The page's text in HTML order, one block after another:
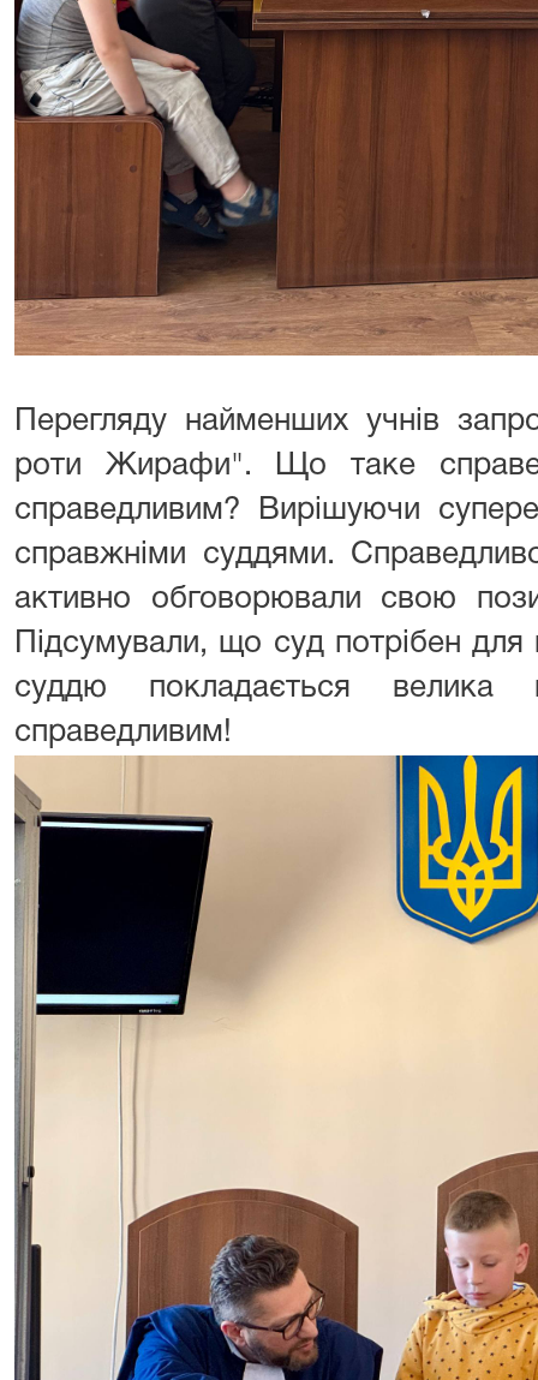
Перегляду найменших учнів
роти Жирафи". Що таке
справедливим? Вирішуючи
справжніми суддями.
активно обговорювали свою
Підсумували, що суд потрібен
суддю покладається велика
справедливим!